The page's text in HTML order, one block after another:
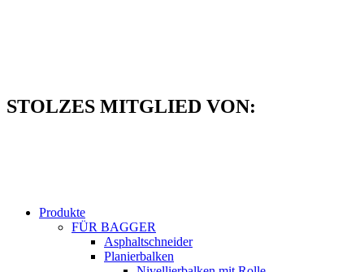
STOLZES MITGLIED VON:
Produkte
FÜR BAGGER
Asphaltschneider
Planierbalken